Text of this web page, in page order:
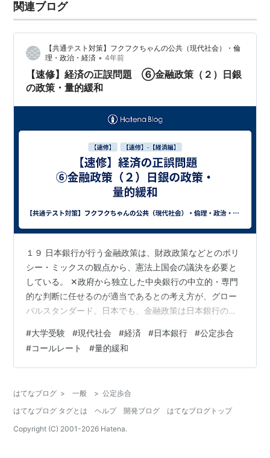
関連ブログ
【共通テスト対策】フクフクちゃんの公共（現代社会）・倫
理・政治・経済 • 4年前
【速修】経済の正誤問題 ⑥金融政策（２）日銀
の政策・量的緩和
１９ 日本銀行が行う金融政策は、財政政策などとのポリ
シー・ミックスの観点から、憲法上国会の議決を必要と
している。 ✕政府から独立した中央銀行の中立的・専門
的な判断に任せるのが適当であるとの考え方が、グロー
バルスタンダード。日本でも、金融政策は日本銀行の金
るが、そのような条文はない。正文のように見せかける
ためこうした表現を使っているが、逆にむしろ怪しいと
思い、憲法にそんなものあったけなと反芻してみると良
その最高意思決定機関である政策委員会に、政府代表委
員の参加が認められるようになった。 ✕9人…
#大学受験 #現代社会 #経済 #日本銀行 #公定歩合
#コールレート #量的緩和
はてなブログ > 一般 > 公定歩合
はてなブログ タグとは
ヘルプ 開発ブログ
はてなブログトップ
Copyright (C) 2001-2026 Hatena.